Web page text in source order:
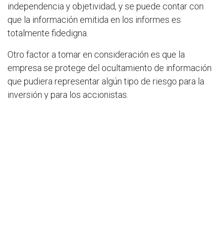
independencia y objetividad, y se puede contar con
que la información emitida en los informes es
totalmente fidedigna.
Otro factor a tomar en consideración es que la
empresa se protege del ocultamiento de información
que pudiera representar algún tipo de riesgo para la
inversión y para los accionistas.